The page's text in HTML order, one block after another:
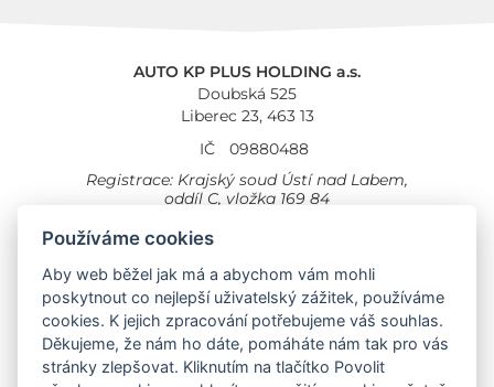
AUTO KP PLUS HOLDING a.s.
Doubská 525
Liberec 23, 463 13
IČ
09880488
Registrace: Krajský soud Ústí nad Labem,
oddíl C, vložka 169 84
Cookies Všeobecné obchodní podmínky
Provozovna Toyota
Londýnská 558
Liberec, 460 01
Provozovna Toyota Professional
Doubská 660,
Používáme cookies
Aby web běžel jak má a abychom vám mohli
poskytnout co nejlepší uživatelský zážitek, používáme
cookies. K jejich zpracování potřebujeme váš souhlas.
Děkujeme, že nám ho dáte, pomáháte nám tak pro vás
stránky zlepšovat. Kliknutím na tlačítko Povolit